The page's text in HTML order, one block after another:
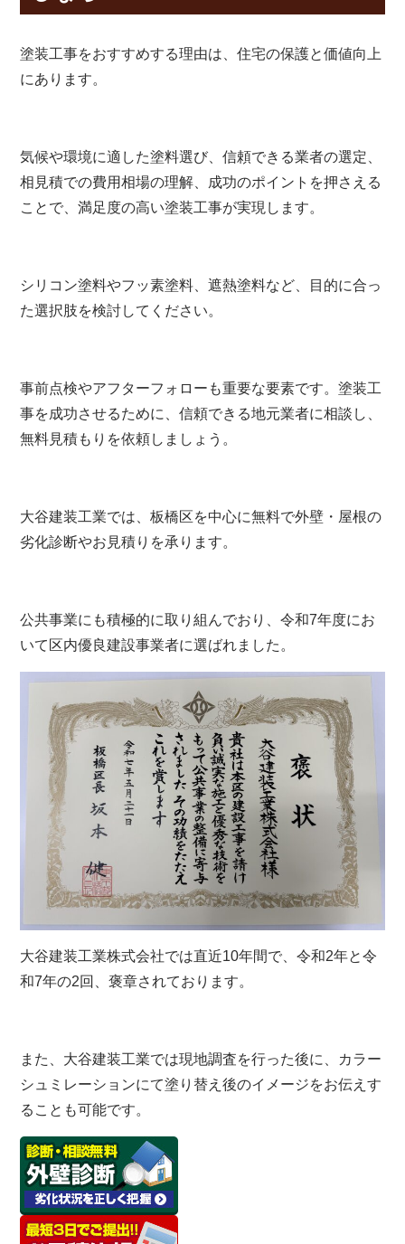
塗装工事をおすすめする理由は、住宅の保護と価値向上
にあります。
気候や環境に適した塗料選び、信頼できる業者の選定、
相見積での費用相場の理解、成功のポイントを押さえる
ことで、満足度の高い塗装工事が実現します。
シリコン塗料やフッ素塗料、遮熱塗料など、目的に合っ
た選択肢を検討してください。
事前点検やアフターフォローも重要な要素です。塗装工
事を成功させるために、信頼できる地元業者に相談し、
無料見積もりを依頼しましょう。
大谷建装工業では、板橋区を中心に無料で外壁・屋根の
劣化診断やお見積りを承ります。
公共事業にも積極的に取り組んでおり、令和7年度にお
いて区内優良建設事業者に選ばれました。
大谷建装工業株式会社では直近10年間で、令和2年と令
和7年の2回、褒章されております。
また、大谷建装工業では現地調査を行った後に、カラー
シュミレーションにて塗り替え後のイメージをお伝えす
ることも可能です。